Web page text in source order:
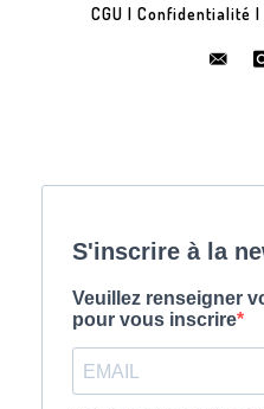
CGU | Confidentialité |